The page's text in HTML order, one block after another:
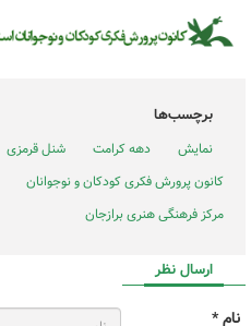
برچسب‌ها
نمایش دهه کرامت
شنل قرمزی
کانون پرورش فکری کودکان و نوجوانان
مرکز فرهنگی هنری برازجان
ارسال نظر
نام *